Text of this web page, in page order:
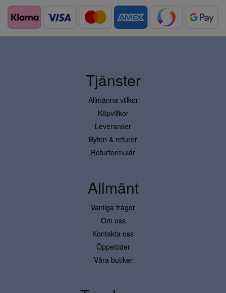
Tjänster
Allmänna villkor
Köpvillkor
Leveranser
Byten & returer
Returformulär
Allmänt
Vanliga frågor
Om oss
Kontakta oss
Öppettider
Våra butiker